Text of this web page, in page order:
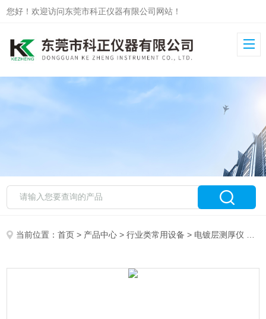
您好！欢迎访问东莞市科正仪器有限公司网站！
当前位置：首页 > 产品中心 >行业类常用设备 > 电镀层测厚仪